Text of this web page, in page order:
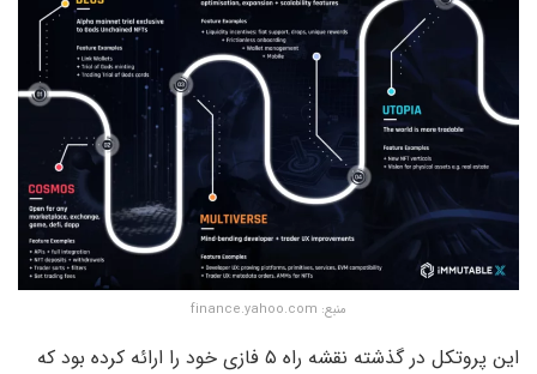
منبع: finance.yahoo.com
این پروتکل در گذشته نقشه‌ راه ۵ فازی خود را ارائه کرده بود که